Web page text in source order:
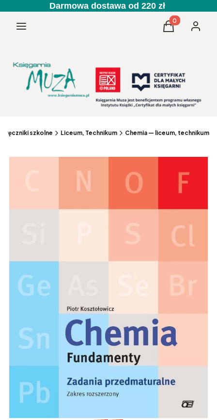
Darmowa dostawa od 220 zł
Menu Produkty w
Koszyk
szkolne Liceum, Technikum Chemia — liceum, technikum